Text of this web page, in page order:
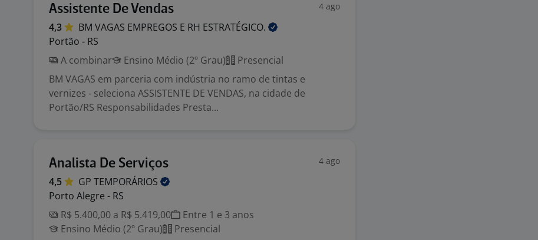
Assistente De Vendas 4 ago
4,3 BM VAGAS EMPREGOS E RH ESTRATÉGICO.
Portão - RS
A combinar
Ensino Médio (2º Grau)
Presencial
BM VAGAS em parceria com indústria no ramo de tintas e
vernizes - seleciona ASSISTENTE DE VENDAS, na cidade de
Portão/RS Responsabilidades Presta...
Analista De Serviços 4 ago
4,5 GP TEMPORÁRIOS
Porto Alegre - RS
R$ 5.400,00 a R$ 5.419,00
Entre 1 e 3 anos
Ensino Médio (2º Grau)
Presencial